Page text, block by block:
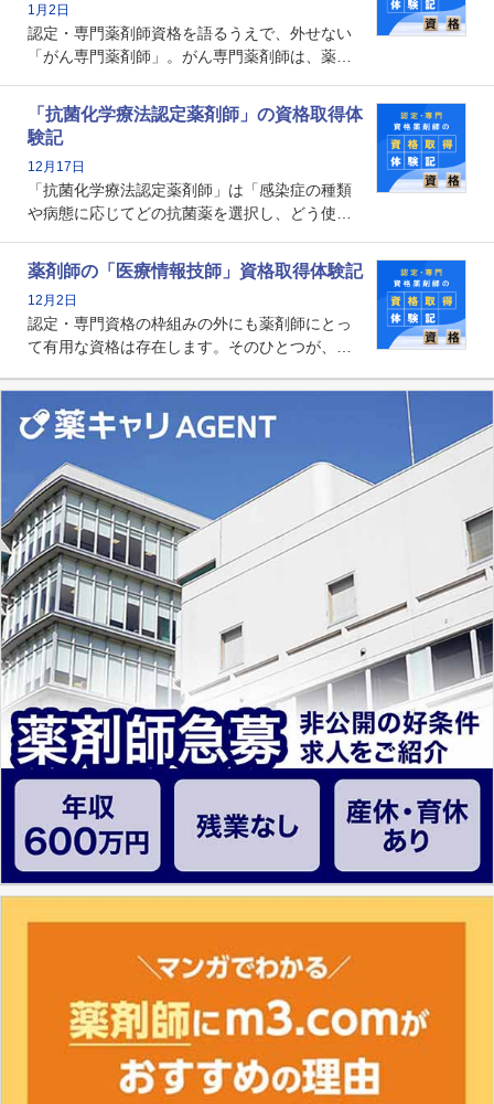
す。
1月2日
認定・専門薬剤師資格を語るうえで、外せない
「がん専門薬剤師」。がん専門薬剤師は、薬剤
関する資格として、2009年に発足しました。薬
剤師の専門性を活かして高度化するがん医療に
貢献する姿は、今も病院薬剤師にとって一目置
かれる存在です。
「抗菌化学療法認定薬剤師」の資格取得体
験記
12月17日
「抗菌化学療法認定薬剤師」は「感染症の種類
や病態に応じてどの抗菌薬を選択し、どう使っ
る薬剤師です。現在、感染防止対策加算の施設
基準に専任の薬剤師配置が挙げられており、今
後は感染症領域で薬剤師に、より多くの役割が
求められる可能性もあります。
薬剤師の「医療情報技師」資格取得体験記
12月2日
認定・専門資格の枠組みの外にも薬剤師にとっ
て有用な資格は存在します。そのひとつが、
査データ、投薬歴など非常に多岐にわたる医療
データを利活用し、またシステム管理できるこ
とは、病院薬剤師を中心に大きな武器になりま
す。